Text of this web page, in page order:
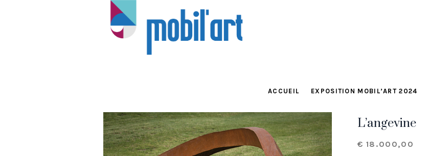
ACCUEIL EXPOSITION MOBIL’ART 2024
L’angevine
€ 18.000,00